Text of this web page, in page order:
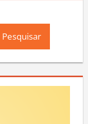
Pesquisar